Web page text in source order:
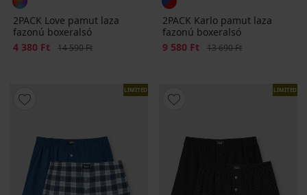
2PACK Love pamut laza
fazonú boxeralsó
Kedvezmény
4 380 Ft Eredeti ár
14 590 Ft
2PACK Karlo pamut laza
fazonú boxeralsó
Kedvezmény
9 580 Ft Eredeti ár
13 690 Ft
LIMITED LIMITED